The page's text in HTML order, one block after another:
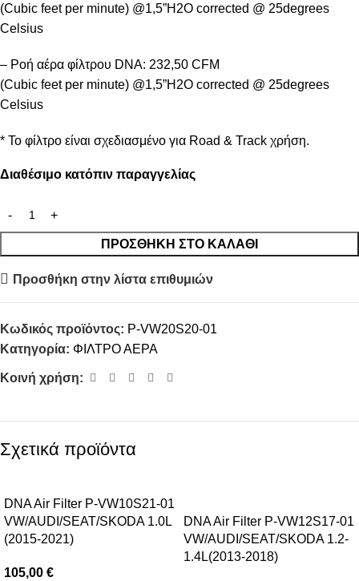
(Cubic feet per minute) @1,5”H2O corrected @ 25degrees
Celsius
– Ροή αέρα φίλτρου DNA: 232,50 CFM
(Cubic feet per minute) @1,5”H2O corrected @ 25degrees
Celsius
* Το φίλτρο είναι σχεδιασμένο για Road & Track χρήση.
Διαθέσιμο κατόπιν παραγγελίας
ΠΡΟΣΘΉΚΗ ΣΤΟ ΚΑΛΆΘΙ
Προσθήκη στην λίστα επιθυμιών
Κωδικός προϊόντος: P-VW20S20-01
Κατηγορία: ΦΙΛΤΡΟ ΑΕΡΑ
Κοινή χρήση:
Σχετικά προϊόντα
DNA Air Filter P-VW10S21-01
VW/AUDI/SEAT/SKODA 1.0L
(2015-2021)
105,00 €
DNA Air Filter P-VW12S17-01
VW/AUDI/SEAT/SKODA 1.2-
1.4L(2013-2018)